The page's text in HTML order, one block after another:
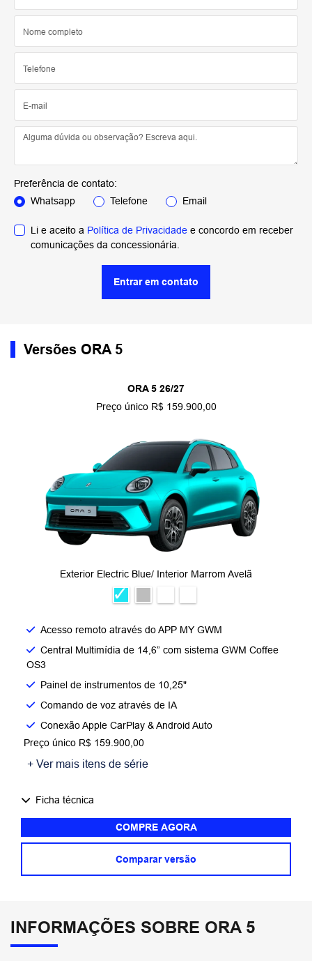
Preferência de contato:
Whatsapp
Telefone Email
Li e aceito a Política de Privacidade e concordo em receber
comunicações da concessionária.
Entrar em contato
Versões ORA 5
ORA 5 26/27
Preço único R$ 159.900,00
Exterior Electric Blue/ Interior Marrom Avelã
Acesso remoto através do APP MY GWM
Central Multimídia de 14,6” com sistema GWM Coffee
OS3
Painel de instrumentos de 10,25"
Comando de voz através de IA
Conexão Apple CarPlay & Android Auto
Preço único R$ 159.900,00
+ Ver mais itens de série
Ficha técnica
COMPRE AGORA
Comparar versão
INFORMAÇÕES SOBRE ORA 5